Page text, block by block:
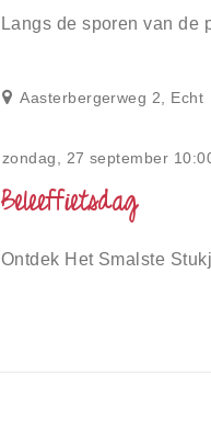
Langs de sporen van de
Aasterbergerweg 2, Echt
zondag, 27 september
Beleeffietsdag
Ontdek Het Smalste